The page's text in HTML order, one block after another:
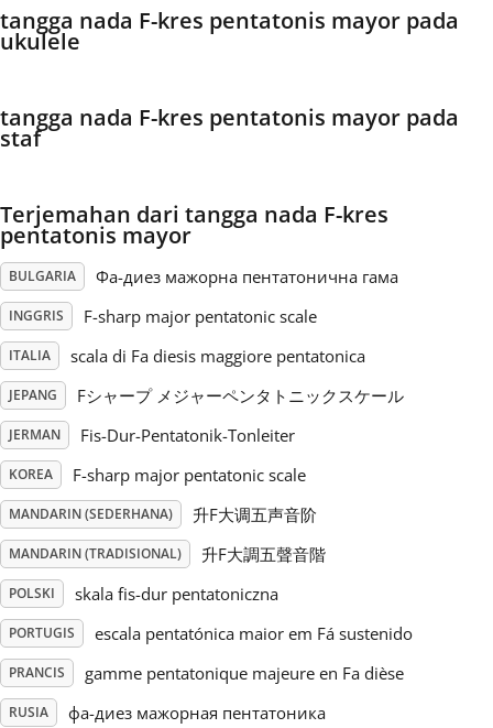
Português
Русский
Svenska
Türkçe
Українська
简体中文
tangga nada F-kres pentatonis mayor pada
ukulele
tangga nada F-kres pentatonis mayor pada
staf
Terjemahan dari tangga nada F-kres
pentatonis mayor
BULGARIA Фа-диез мажорна пентатонична гама
INGGRIS F-sharp major pentatonic scale
ITALIA scala di Fa diesis maggiore pentatonica
JEPANG Fシャープ メジャーペンタトニックスケール
JERMAN Fis-Dur-Pentatonik-Tonleiter
KOREA F-sharp major pentatonic scale
MANDARIN (SEDERHANA) 升F大调五声音阶
MANDARIN (TRADISIONAL) 升F大調五聲音階
POLSKI skala fis-dur pentatoniczna
PORTUGIS escala pentatónica maior em Fá sustenido
PRANCIS gamme pentatonique majeure en Fa dièse
RUSIA фа-диез мажорная пентатоника